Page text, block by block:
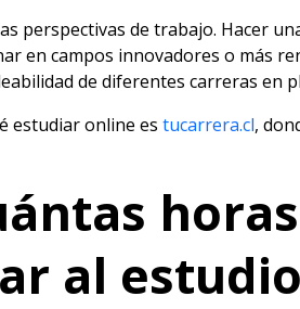
perspectivas de trabajo. Hacer
en campos innovadores o más
de diferentes carreras en
estudiar online es tucarrera.cl,
al estudio